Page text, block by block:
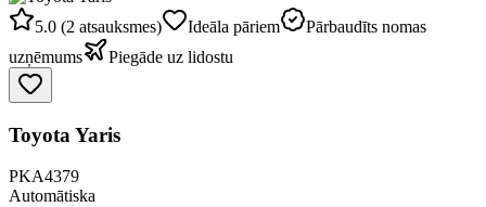
5.0 (2 atsauksmes) Ideāla pāriem
Pārbaudīts nomas
uzņēmums
Piegāde uz lidostu
Toyota Yaris
PKA4379
Automātiska